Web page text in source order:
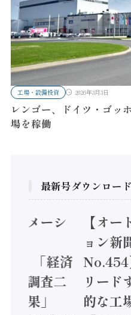
工場・設備投資 2026年3月3日
レンゴー、ドイツ・ゴッ
場を稼働
最新号ダウンロード
トメーシ
】「経済
態調査二
結果」
【オー
ョン新
No.454
リード
的な工